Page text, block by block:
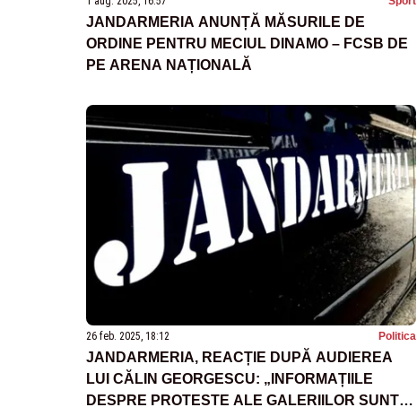
JANDARMERIA ANUNȚĂ MĂSURILE DE
ORDINE PENTRU MECIUL DINAMO – FCSB DE
PE ARENA NAȚIONALĂ
26 feb. 2025, 18:12 Politica
JANDARMERIA, REACȚIE DUPĂ AUDIEREA
LUI CĂLIN GEORGESCU: „INFORMAȚIILE
DESPRE PROTESTE ALE GALERIILOR SUNT